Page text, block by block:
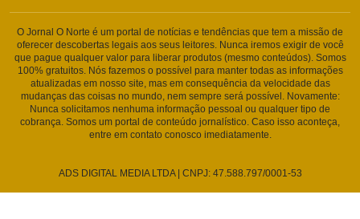
O Jornal O Norte é um portal de notícias e tendências que tem a missão de
oferecer descobertas legais aos seus leitores. Nunca iremos exigir de você
que pague qualquer valor para liberar produtos (mesmo conteúdos). Somos
100% gratuitos. Nós fazemos o possível para manter todas as informações
atualizadas em nosso site, mas em consequência da velocidade das
mudanças das coisas no mundo, nem sempre será possível. Novamente:
Nunca solicitamos nenhuma informação pessoal ou qualquer tipo de
cobrança. Somos um portal de conteúdo jornalístico. Caso isso aconteça,
entre em contato conosco imediatamente.
ADS DIGITAL MEDIA LTDA | CNPJ: 47.588.797/0001-53